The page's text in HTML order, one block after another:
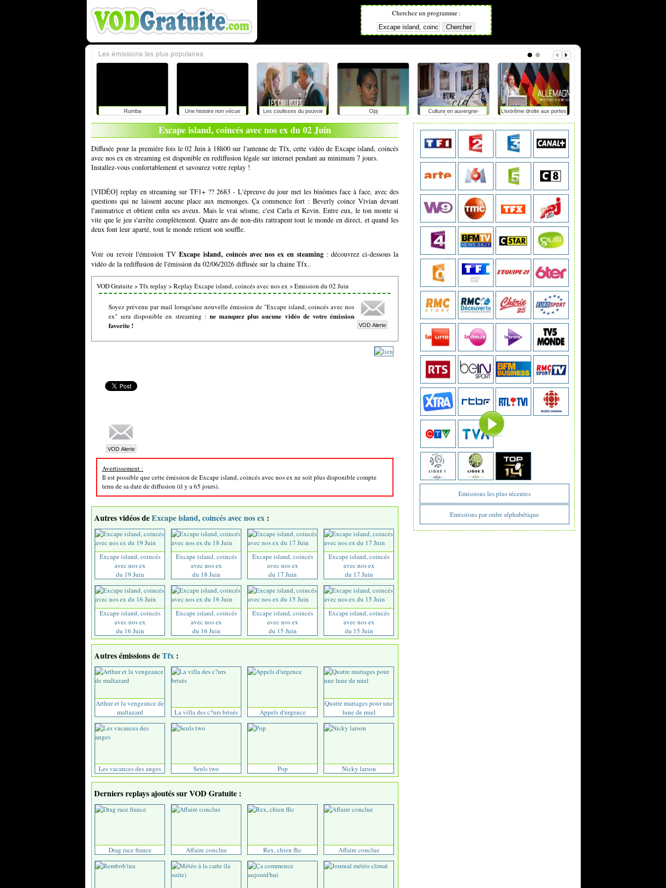
Cherchez un programme :
Rumba Une histoire non vécue Les coulisses du pouvoir Opj
Culture en auvergne-
rhône-alpes
L’extrême droite aux portes
du pouvoir en saxe-anhalt
?
Les émissions les plus populaires
Emissions les plus récentes
Emissions par ordre alphabétique
Excape island, coincés avec nos ex du 02 Juin
Diffusée pour la première fois le 02 Juin à 18h00 sur l'antenne de Tfx, cette vidéo de Excape island, coincés
avec nos ex en streaming est disponible en rediffusion légale sur internet pendant au minimum 7 jours.
Installez-vous confortablement et savourez votre replay !
[VIDÉO] replay en streaming sur TF1+ ?? 2683 - L'épreuve du jour met les binômes face à face, avec des
questions qui ne laissent aucune place aux mensonges. Ça commence fort : Beverly coince Vivian devant
l'animatrice et obtient enfin ses aveux. Mais le vrai séisme, c'est Carla et Kevin. Entre eux, le ton monte si
vite que le jeu s'arrête complètement. Quatre ans de non-dits rattrapent tout le monde en direct, et quand les
deux font leur aparté, tout le monde retient son souffle.
Voir ou revoir l'émission TVExcape island, coincés avec nos ex en steaming: découvrez ci-dessous la
vidéo de la rediffusion de l'émission du 02/06/2026 diffusée sur la chaine Tfx..
VOD Gratuite>Tfx replay >Replay Excape island, coincés avec nos ex >Emission du 02 Juin
Soyez prévenu par mail lorsqu'une nouvelle émission de "Excape island, coincés avec nos
ex" sera disponible en streaming : ne manquez plus aucune vidéo de votre émission
favorite !
Avertissement :
Il est possible que cette émission de Excape island, coincés avec nos ex ne soit plus disponible compte
tenu de sa date de diffusion (il y a 65 jours).
Autres vidéos deExcape island, coincés avec nos ex :
Excape island, coincés
avec nos ex
du 19 Juin
Excape island, coincés
avec nos ex
du 18 Juin
Excape island, coincés
avec nos ex
du 17 Juin
Excape island, coincés
avec nos ex
du 17 Juin
Excape island, coincés
avec nos ex
du 16 Juin
Excape island, coincés
avec nos ex
du 16 Juin
Excape island, coincés
avec nos ex
du 15 Juin
Excape island, coincés
avec nos ex
du 15 Juin
Autres émissions deTfx :
Arthur et la vengeance de
maltazard
La villa des c?urs brisés Appels d'urgence
Quatre mariages pour une
lune de miel
Les vacances des anges Seuls two Pop Nicky larson
Derniers replays ajoutés sur VOD Gratuite :
Drag race france Affaire conclue Rex, chien flic Affaire conclue